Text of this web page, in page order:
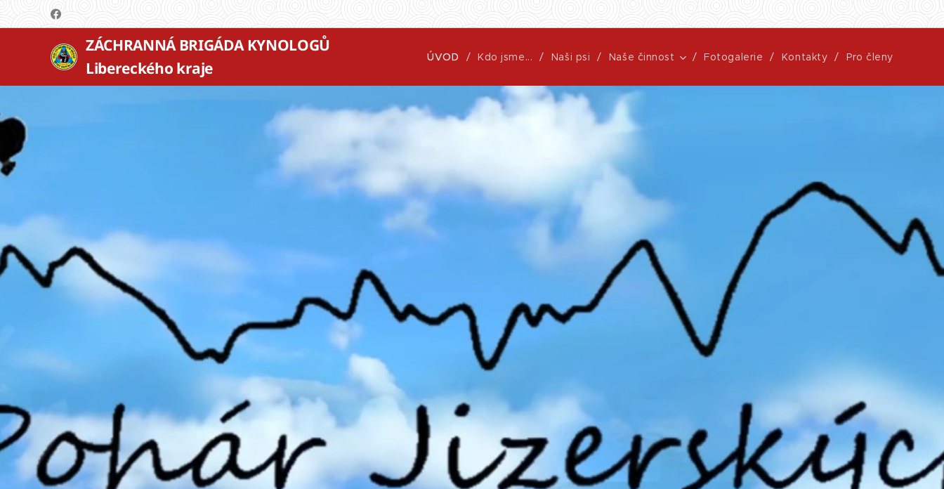
ZÁCHRANNÁ BRIGÁDA KYNOLOGŮ
Libereckého kraje
ÚVOD Kdo jsme... Naši psi Naše činnost Fotogalerie Kontakty Pro členy